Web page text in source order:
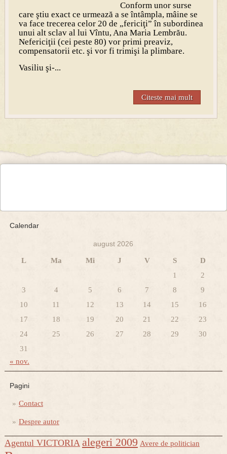
Conform unor surse
care ştiu exact ce urmează a se întâmpla, mâine se
va face trecerea celor 20 de „fericiţi” în subordinea
unui alt sclav al lui Vîntu, Ana Maria Lembrău.
Nefericiţii (cei peste 80) vor primi preaviz,
compensatorii etc. şi vor fi trimişi la plimbare.
Vasiliu şi-...
Citeste mai mult
Calendar
august 2026
L Ma Mi J V S
D
1
2
3
4 5 6 7 8
9
10
11 12 13 14 15
16
17
18 19 20 21 22
23
24
25 26 27 28 29
30
31
« nov.
Pagini
Contact
Despre autor
Agentul VICTORIA alegeri 2009 Avere de politician